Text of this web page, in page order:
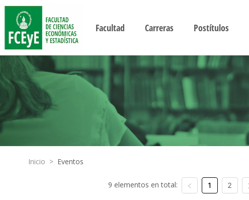
Facultad Carreras Postítulos
Inicio > Eventos
9 elementos en total: 1 2